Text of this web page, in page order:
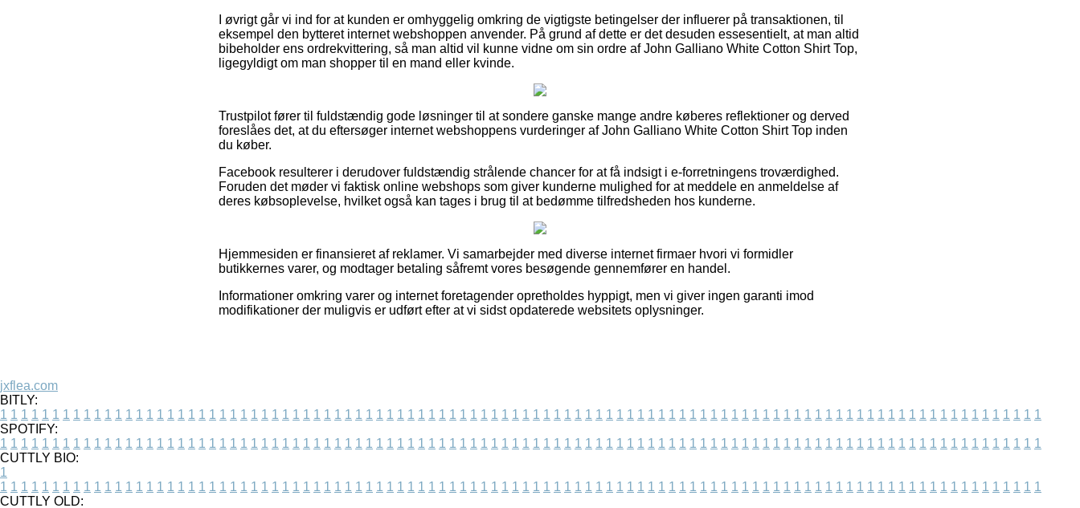
I øvrigt går vi ind for at kunden er omhyggelig omkring de vigtigste betingelser der influerer på transaktionen, til
eksempel den bytteret internet webshoppen anvender. På grund af dette er det desuden essesentielt, at man altid
bibeholder ens ordrekvittering, så man altid vil kunne vidne om sin ordre af John Galliano White Cotton Shirt Top,
ligegyldigt om man shopper til en mand eller kvinde.
Trustpilot fører til fuldstændig gode løsninger til at sondere ganske mange andre køberes reflektioner og derved
foreslåes det, at du eftersøger internet webshoppens vurderinger af John Galliano White Cotton Shirt Top inden
du køber.
Facebook resulterer i derudover fuldstændig strålende chancer for at få indsigt i e-forretningens troværdighed.
Foruden det møder vi faktisk online webshops som giver kunderne mulighed for at meddele en anmeldelse af
deres købsoplevelse, hvilket også kan tages i brug til at bedømme tilfredsheden hos kunderne.
Hjemmesiden er finansieret af reklamer. Vi samarbejder med diverse internet firmaer hvori vi formidler
butikkernes varer, og modtager betaling såfremt vores besøgende gennemfører en handel.
Informationer omkring varer og internet foretagender opretholdes hyppigt, men vi giver ingen garanti imod
modifikationer der muligvis er udført efter at vi sidst opdaterede websitets oplysninger.
jxflea.com
BITLY:
1 1 1 1 1 1 1 1 1 1 1 1 1 1 1 1 1 1 1 1 1 1 1 1 1 1 1 1 1 1 1 1 1 1 1 1 1 1 1 1 1 1 1 1 1 1 1 1 1 1 1 1 1 1 1 1 1 1 1 1 1 1 1 1 1 1 1 1 1 1 1 1 1 1 1 1 1 1 1 1 1 1 1 1 1 1 1 1 1 1 1 1 1 1 1 1 1 1 1 1
SPOTIFY:
1 1 1 1 1 1 1 1 1 1 1 1 1 1 1 1 1 1 1 1 1 1 1 1 1 1 1 1 1 1 1 1 1 1 1 1 1 1 1 1 1 1 1 1 1 1 1 1 1 1 1 1 1 1 1 1 1 1 1 1 1 1 1 1 1 1 1 1 1 1 1 1 1 1 1 1 1 1 1 1 1 1 1 1 1 1 1 1 1 1 1 1 1 1 1 1 1 1 1 1
CUTTLY BIO:
1
1 1 1 1 1 1 1 1 1 1 1 1 1 1 1 1 1 1 1 1 1 1 1 1 1 1 1 1 1 1 1 1 1 1 1 1 1 1 1 1 1 1 1 1 1 1 1 1 1 1 1 1 1 1 1 1 1 1 1 1 1 1 1 1 1 1 1 1 1 1 1 1 1 1 1 1 1 1 1 1 1 1 1 1 1 1 1 1 1 1 1 1 1 1 1 1 1 1 1 1
CUTTLY OLD: